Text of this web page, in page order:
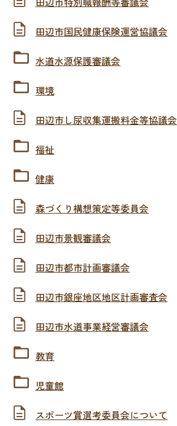
田辺市国民健康保険運営協議会
水道水源保護審議会
環境
田辺市し尿収集運搬料金等協議会
福祉
健康
森づくり構想策定等委員会
田辺市景観審議会
田辺市都市計画審議会
田辺市銀座地区地区計画審査会
田辺市水道事業経営審議会
教育
児童館
スポーツ賞選考委員会について